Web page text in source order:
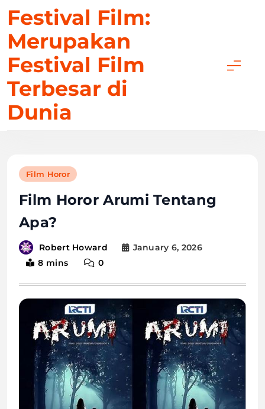
content
Festival Film:
Merupakan
Festival Film
Terbesar di
Dunia
Film Horor
Film Horor Arumi Tentang
Apa?
Robert Howard
January 6, 2026
8 mins
0